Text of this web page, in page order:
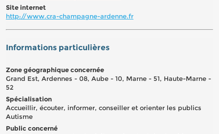
Site internet
http://www.cra-champagne-ardenne.fr
Informations particulières
Zone géographique concernée
Grand Est, Ardennes - 08, Aube - 10, Marne - 51, Haute-Marne -
52
Spécialisation
Accueillir, écouter, informer, conseiller et orienter les publics
Autisme
Public concerné